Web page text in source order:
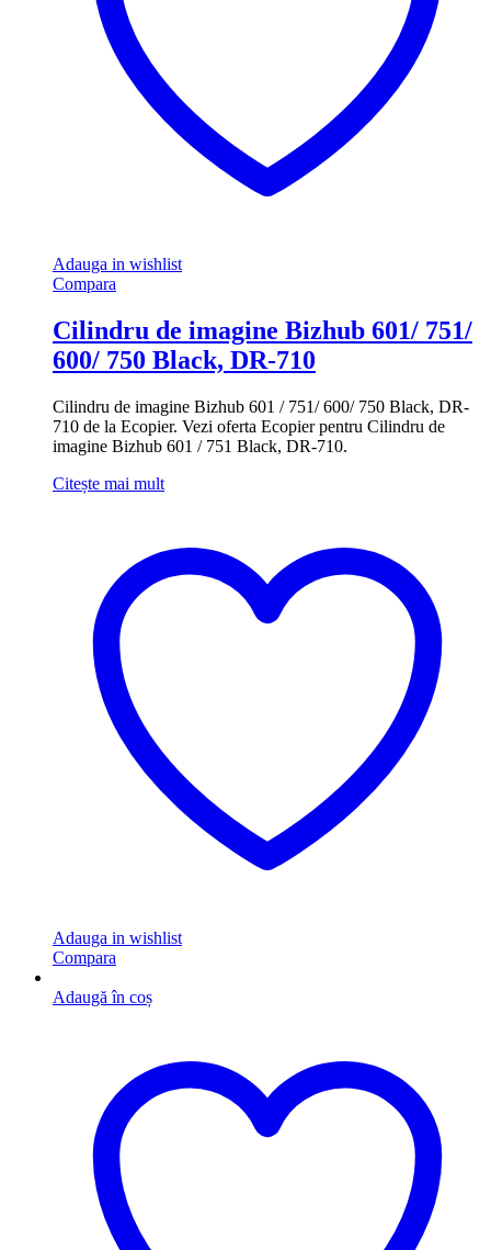
Adauga in wishlist
Compara
Cilindru de imagine Bizhub 601/ 751/
600/ 750 Black, DR-710
Cilindru de imagine Bizhub 601 / 751/ 600/ 750 Black, DR-
710 de la Ecopier. Vezi oferta Ecopier pentru Cilindru de
imagine Bizhub 601 / 751 Black, DR-710.
Citește mai mult
Adauga in wishlist
Compara
Adaugă în coș